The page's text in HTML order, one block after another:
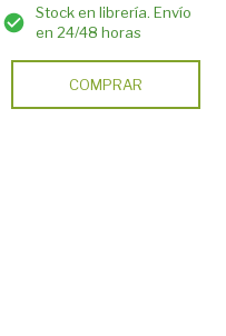
Stock en librería. Envío
en 24/48 horas
COMPRAR